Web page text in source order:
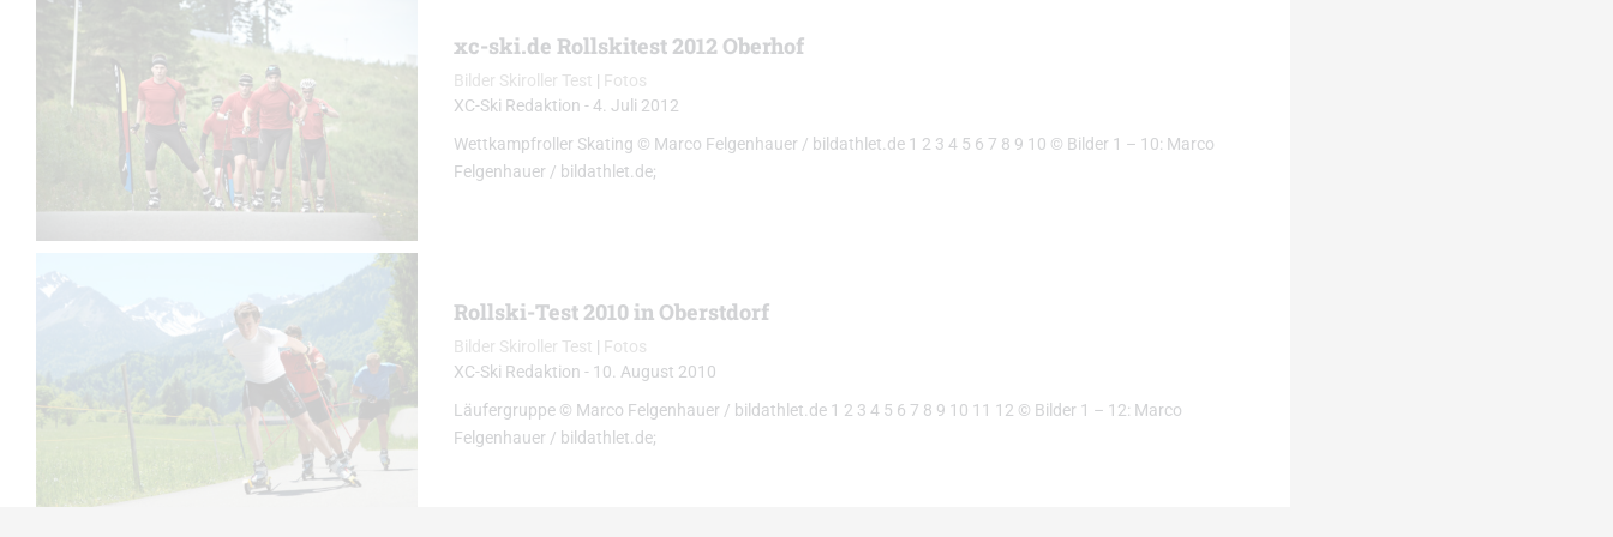
xc-ski.de Rollskitest 2012 Oberhof
Bilder Skiroller Test | Fotos
XC-Ski Redaktion -4. Juli 2012
Wettkampfroller Skating © Marco Felgenhauer / bildathlet.de 1 2 3 4 5 6 7 8 9 10 © Bilder 1 – 10: Marco
Felgenhauer / bildathlet.de;
Rollski-Test 2010 in Oberstdorf
Bilder Skiroller Test | Fotos
XC-Ski Redaktion - 10. August 2010
Läufergruppe © Marco Felgenhauer / bildathlet.de 1 2 3 4 5 6 7 8 9 10 11 12 © Bilder 1 – 12: Marco
Felgenhauer / bildathlet.de;